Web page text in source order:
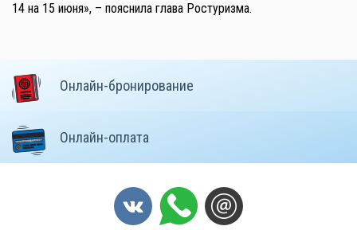
14 на 15 июня», – пояснила глава Ростуризма.
Онлайн-бронирование
Онлайн-оплата